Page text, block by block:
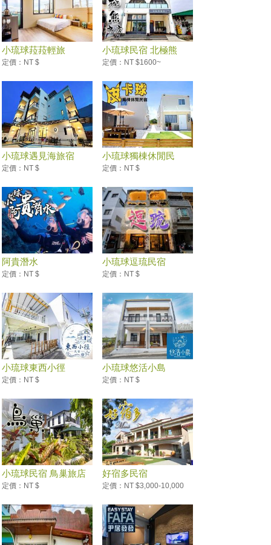
小琉球菈菈輕旅
定價：NT $
小琉球民宿 北極熊
旅...
定價：NT $1600~
小琉球遇見海旅宿
定價：NT $
小琉球獨棟休閒民
宿-...
定價：NT $
阿貴潛水
定價：NT $
小琉球逗琉民宿
定價：NT $
小琉球東西小徑
定價：NT $
小琉球悠活小島
定價：NT $
小琉球民宿 鳥巢旅店
定價：NT $
好宿多民宿
定價：NT $3,000-10,000